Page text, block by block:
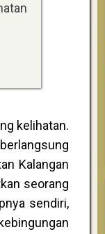
kelihatan.
Kalangan
seorang
sendiri,